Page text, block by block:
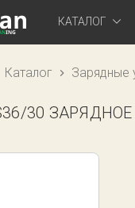
КАТАЛОГ
Каталог Зарядные
30